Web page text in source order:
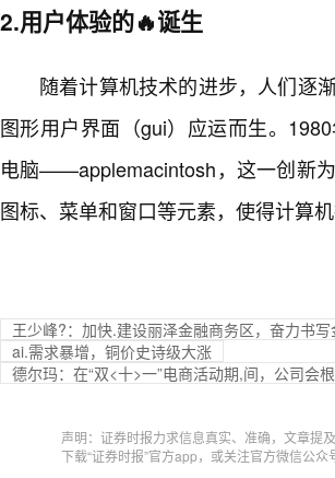
2.用户体验的🔥诞生
随着计算机技术的进步，人们逐
图形用户界面（gui）应运而生。
电脑——applemacintosh，这一创新
图标、菜单和窗口等元素，使得计算
王少峰?：加快.建设丽泽金融商务区，奋力书
ai.需求暴增，铜价史诗级大涨
德尔玛：在“双<十>一”电商活动期,间，公司会
声明：证券时报力求信息真实、准确，文章提
下载“证券时报”官方app，或关注官方微信公